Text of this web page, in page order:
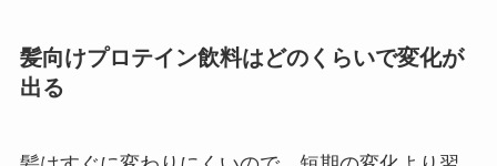
髪向けプロテイン飲料はどのくらいで変化が
出る